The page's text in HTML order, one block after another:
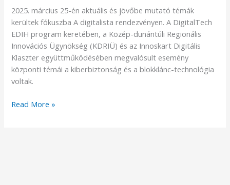
2025. március 25-én aktuális és jövőbe mutató témák
kerültek fókuszba A digitalista rendezvényen. A DigitalTech
EDIH program keretében, a Közép-dunántúli Regionális
Innovációs Ügynökség (KDRIÜ) és az Innoskart Digitális
Klaszter együttműködésében megvalósult esemény
központi témái a kiberbiztonság és a blokklánc-technológia
voltak.
Read More »